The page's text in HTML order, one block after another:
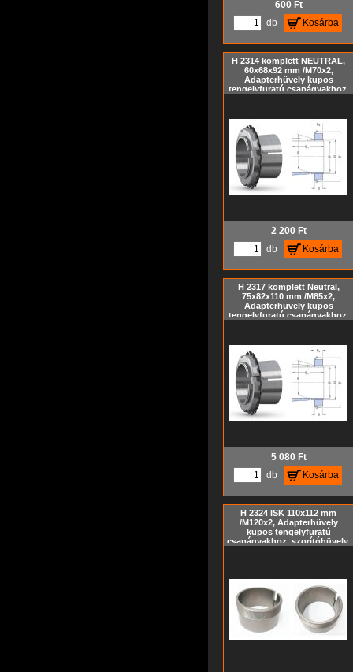
600Ft
db
Kosárba
H 2314 komplett NEUTRAL,
60x68x92 mm /M70x2,
Adapterhüvely kupos
tengelyfuratú csapágyakhoz,
biztosító alátéttel, metrikus
méret, Kúp= 1:12
2 200Ft
db
Kosárba
H 2317 komplett Neutral,
75x82x110 mm /M85x2,
Adapterhüvely kupos
tengelyfuratú csapágyakhoz,
biztosító alátéttel, metrikus
méret, Kúp= 1:12
5 080Ft
db
Kosárba
H 2324 ISK 110x112 mm
/M120x2, Adapterhüvely
kupos tengelyfuratú
csapágyakhoz, szorítóhüvely,
1:12